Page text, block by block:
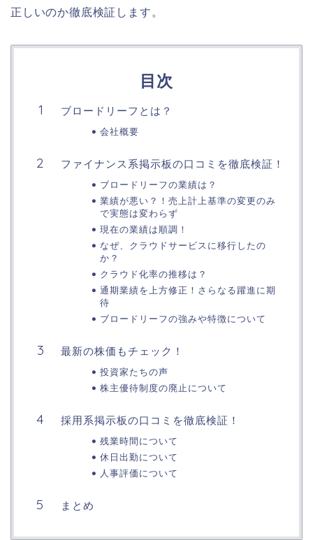
正しいのか徹底検証します。
目次
ブロードリーフとは？
会社概要
ファイナンス系掲示板の口コミを徹底検証！
ブロードリーフの業績は？
業績が悪い？！売上計上基準の変更のみ
で実態は変わらず
現在の業績は順調！
なぜ、クラウドサービスに移行したの
か？
クラウド化率の推移は？
通期業績を上方修正！さらなる躍進に期
待
ブロードリーフの強みや特徴について
最新の株価もチェック！
投資家たちの声
株主優待制度の廃止について
採用系掲示板の口コミを徹底検証！
残業時間について
休日出勤について
人事評価について
まとめ